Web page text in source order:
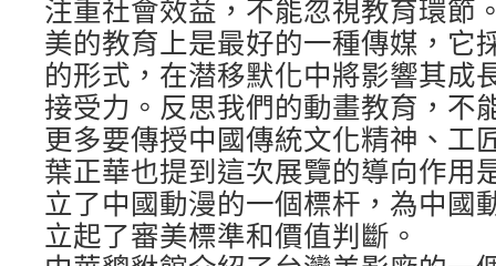
注重社會效益，不能忽視教育環節
美的教育上是最好的一種傳媒，它
的形式，在潜移默化中將影響其成
接受力。反思我們的動畫教育，不
更多要傳授中國傳統文化精神、工
葉正華也提到這次展覽的導向作用
立了中國動漫的一個標杆，為中國
立起了審美標準和價值判斷。